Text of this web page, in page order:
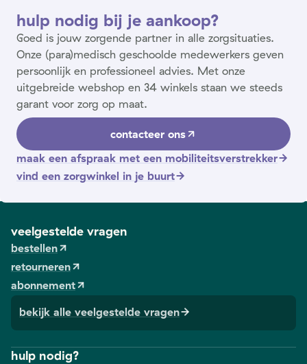
hulp nodig bij je aankoop?
Goed is jouw zorgende partner in alle zorgsituaties.
Onze (para)medisch geschoolde medewerkers geven
persoonlijk en professioneel advies. Met onze
uitgebreide webshop en 34 winkels staan we steeds
garant voor zorg op maat.
contacteer ons
maak een afspraak met een mobiliteitsverstrekker
vind een zorgwinkel in je buurt
veelgestelde vragen
bestellen
retourneren
abonnement
bekijk alle veelgestelde vragen
hulp nodig?